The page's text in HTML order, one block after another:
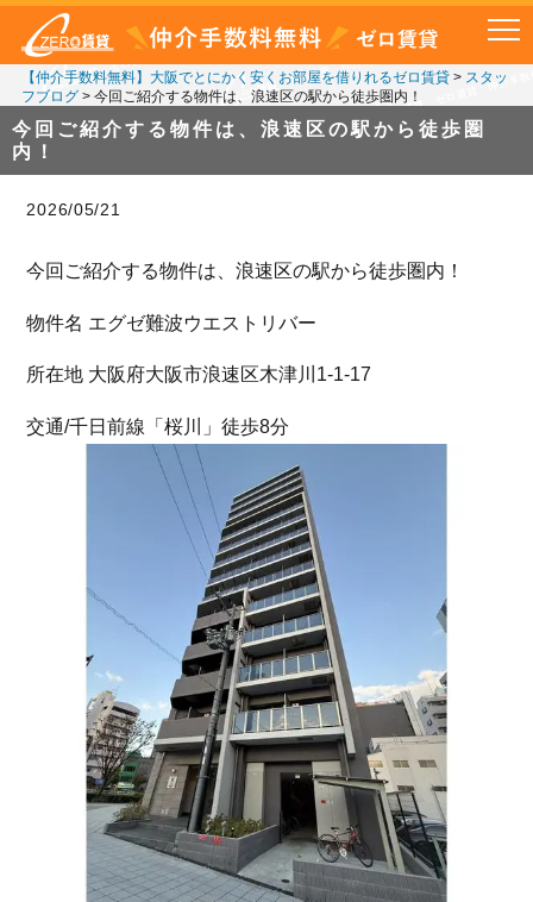
【仲介手数料無料】大阪でとにかく安くお部屋を借りれるゼロ賃貸> スタッ
フブログ> 今回ご紹介する物件は、浪速区の駅から徒歩圏内！
今回ご紹介する物件は、浪速区の駅から徒歩圏
内！
2026/05/21
今回ご紹介する物件は、浪速区の駅から徒歩圏内！
物件名 エグゼ難波ウエストリバー
所在地 大阪府大阪市浪速区木津川1-1-17
交通/千日前線「桜川」徒歩8分